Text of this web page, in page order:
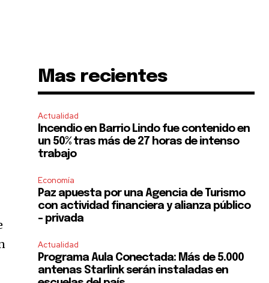
Mas recientes
Actualidad
Incendio en Barrio Lindo fue contenido en
un 50% tras más de 27 horas de intenso
trabajo
Economía
Paz apuesta por una Agencia de Turismo
con actividad financiera y alianza público
– privada
Actualidad
Programa Aula Conectada: Más de 5.000
antenas Starlink serán instaladas en